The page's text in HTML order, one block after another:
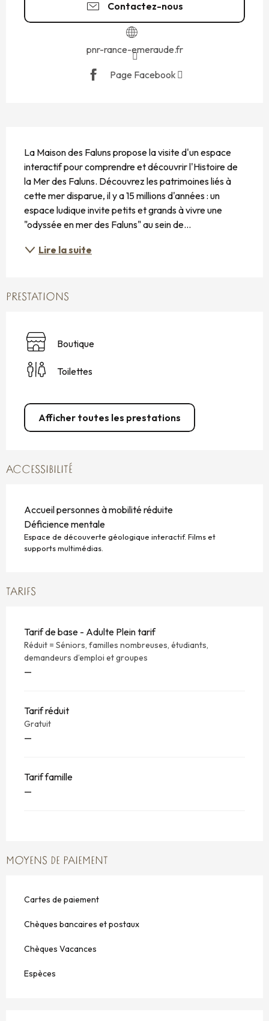
Contactez-nous
pnr-rance-emeraude.fr
Page Facebook
La Maison des Faluns propose la visite d'un espace
interactif pour comprendre et découvrir l'Histoire de
la Mer des Faluns. Découvrez les patrimoines liés à
cette mer disparue, il y a 15 millions d'années : un
espace ludique invite petits et grands à vivre une
"odyssée en mer des Faluns" au sein de...
Lire la suite
PRESTATIONS
Boutique
Toilettes
Afficher toutes les prestations
ACCESSIBILITÉ
Accueil personnes à mobilité réduite
Déficience mentale
Espace de découverte géologique interactif. Films et
supports multimédias.
TARIFS
Tarif de base - Adulte Plein tarif
Réduit = Séniors, familles nombreuses, étudiants,
demandeurs d’emploi et groupes
—
Tarif réduit
Gratuit
—
Tarif famille
—
MOYENS DE PAIEMENT
Cartes de paiement
Chèques bancaires et postaux
Chèques Vacances
Espèces